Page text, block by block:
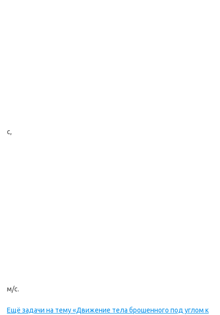
с,
м/с.
Ещё задачи на тему «Движение тела брошенного под углом к